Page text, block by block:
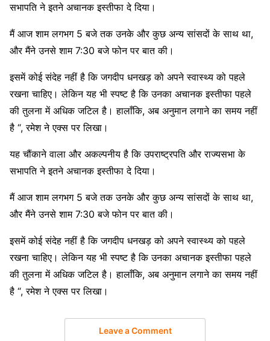
सभापति ने इतने अचानक इस्तीफा दे दिया।
मैं आज शाम लगभग 5 बजे तक उनके और कुछ अन्य सांसदों के साथ था,
और मैंने उनसे शाम 7:30 बजे फोन पर बात की।
इसमें कोई संदेह नहीं है कि जगदीप धनखड़ को अपने स्वास्थ्य को पहले
रखना चाहिए। लेकिन यह भी स्पष्ट है कि उनका अचानक इस्तीफा पहले
की तुलना में अधिक जटिल है। हालाँकि, अब अनुमान लगाने का समय नहीं
है “, रमेश ने एक्स पर लिखा।
यह चौंकाने वाला और अकल्पनीय है कि उपराष्ट्रपति और राज्यसभा के
सभापति ने इतने अचानक इस्तीफा दे दिया।
मैं आज शाम लगभग 5 बजे तक उनके और कुछ अन्य सांसदों के साथ था,
और मैंने उनसे शाम 7:30 बजे फोन पर बात की।
इसमें कोई संदेह नहीं है कि जगदीप धनखड़ को अपने स्वास्थ्य को पहले
रखना चाहिए। लेकिन यह भी स्पष्ट है कि उनका अचानक इस्तीफा पहले
की तुलना में अधिक जटिल है। हालाँकि, अब अनुमान लगाने का समय नहीं
है “, रमेश ने एक्स पर लिखा।
Leave a Comment